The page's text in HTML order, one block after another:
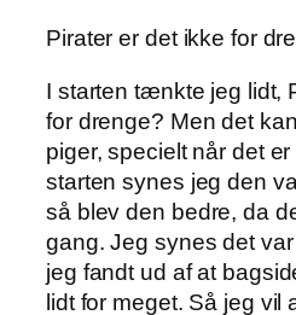
Pirater er det ikke for
I starten tænkte jeg lidt,
for drenge? Men det
piger, specielt når det
starten synes jeg den
så blev den bedre, da
gang. Jeg synes det
jeg fandt ud af at
lidt for meget. Så jeg vil